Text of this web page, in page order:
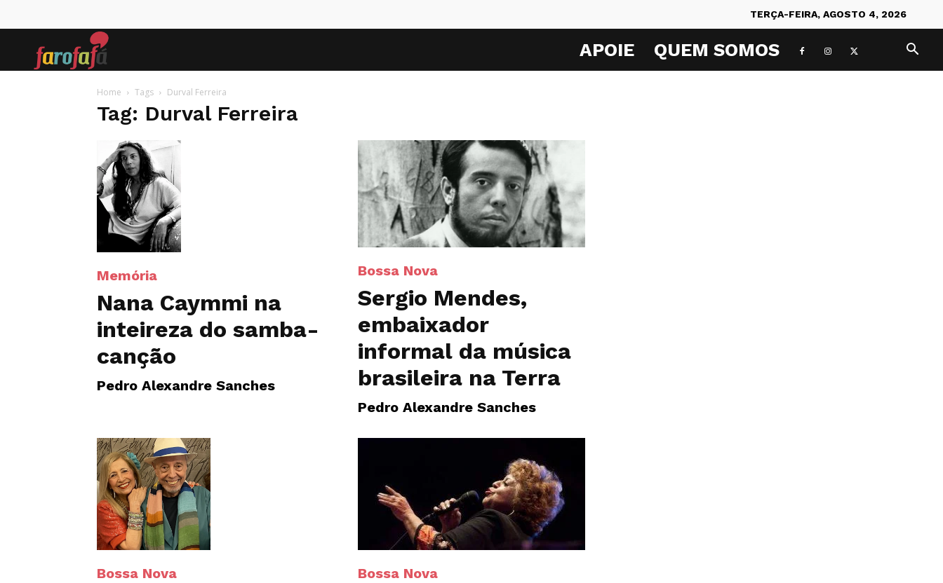
TERÇA-FEIRA, AGOSTO 4, 2026
APOIE QUEM SOMOS
Home Tags Durval Ferreira
Tag: Durval Ferreira
Memória
Nana Caymmi na
inteireza do samba-
canção
Pedro Alexandre Sanches
Bossa Nova
Sergio Mendes,
embaixador
informal da música
brasileira na Terra
Pedro Alexandre Sanches
Bossa Nova Bossa Nova